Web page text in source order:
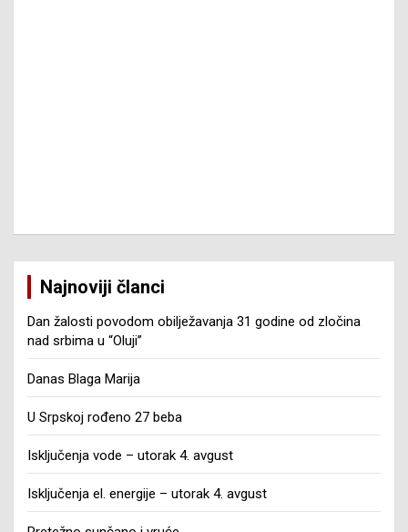
Najnoviji članci
Dan žalosti povodom obilježavanja 31 godine od zločina
nad srbima u “Oluji”
Danas Blaga Marija
U Srpskoj rođeno 27 beba
Isključenja vode – utorak 4. avgust
Isključenja el. energije – utorak 4. avgust